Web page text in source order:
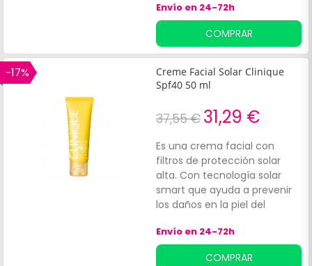
mantener la hidratación
natural de la piel y a proteger
el cutis de los rayos solares,
mientras que el rodillo
contribuye a activar la
microcirculación del rostro y
absorción de las cremas y
demás tratamientos de
cuidado. Indicado para todo
tipo de piel.
Envío en 24-72h
COMPRAR
-17%
Creme Facial Solar Clinique
Spf40 50 ml
37,55 € 31,29 €
Es una crema facial con
filtros de protección solar
alta. Con tecnología solar
smart que ayuda a prevenir
los daños en la piel del
prematuro y las quemaduras
solares.
Envío en 24-72h
COMPRAR